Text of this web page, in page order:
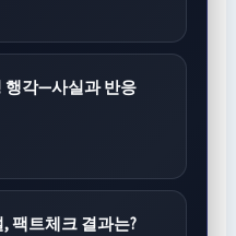
행각—사실과 반응
팩트체크 결과는?